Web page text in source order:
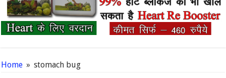
Home » stomach bug